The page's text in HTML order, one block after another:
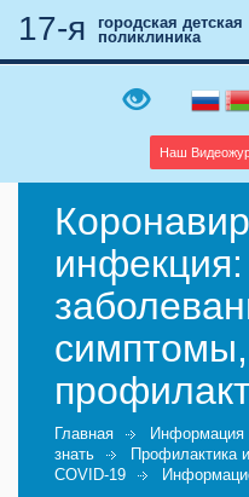
Наш
17-я
городская детская
поликлиника
симптомы,
Главная Информация
знать
Профилактика
COVID-19